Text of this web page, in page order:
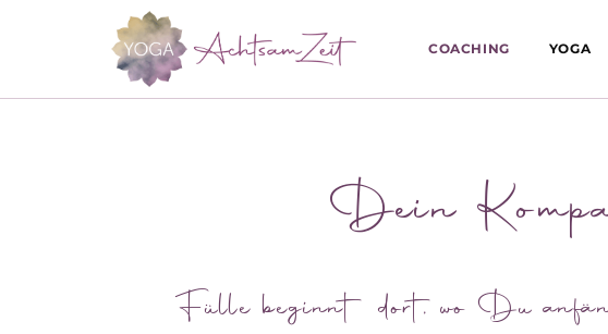
COACHING YOGA
Dein
Fülle beginnt dort, wo Du